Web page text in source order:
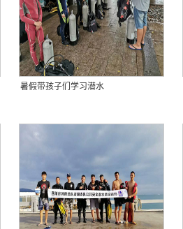
暑假带孩子们学习潜水